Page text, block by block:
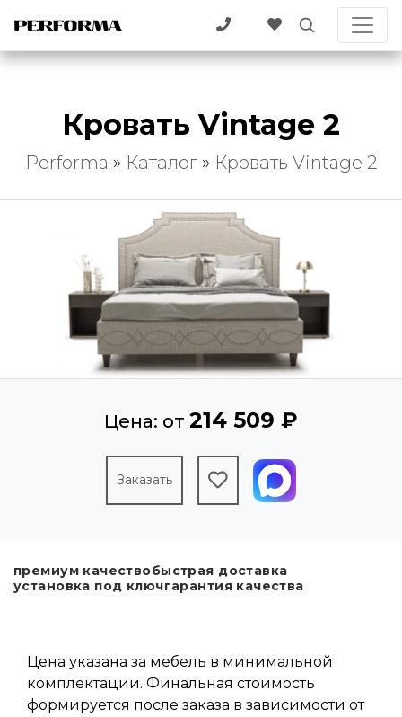
Кровать Vintage 2
Performa » Каталог » Кровать Vintage 2
Цена: от 214 509 ₽
Заказать
премиум качествобыстрая доставка
установка под ключгарантия качества
Цена указана за мебель в минимальной
комплектации. Финальная стоимость
формируется после заказа в зависимости от